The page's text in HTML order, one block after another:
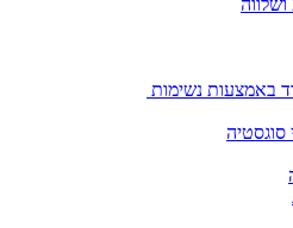
באמצעות נשימות